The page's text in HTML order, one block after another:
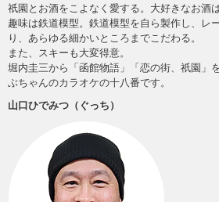
祇園とお酒をこよなく愛する。大好きなお酒
趣味は鉄道模型。鉄道模型を自ら製作し、レ
り、あらゆる細かいところまでこだわる。
また、スキーも大変得意。
堀内圭三から「函館物語」「恋の街、祇園」
ぶちゃんのカラオケの十八番です。
山口ひでみつ（ぐっち）